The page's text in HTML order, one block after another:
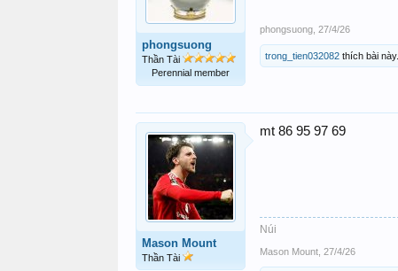
phongsuong
Thần Tài
Perennial member
phongsuong 27/4/26
trong_tien032082 thích bài này.
Mason Mount
Thần Tài
mt 86 95 97 69
Núi
Mason Mount 27/4/26